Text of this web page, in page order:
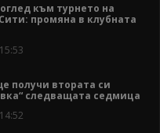
към турнето на
промяна в клубната
получи втората си
следващата седмица